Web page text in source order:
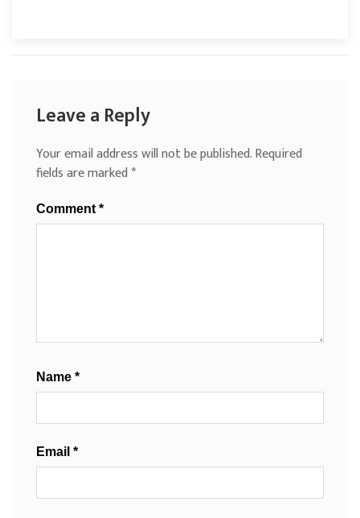
Leave a Reply
Your email address will not be published.Required
fields are marked*
Comment *
Name *
Email *